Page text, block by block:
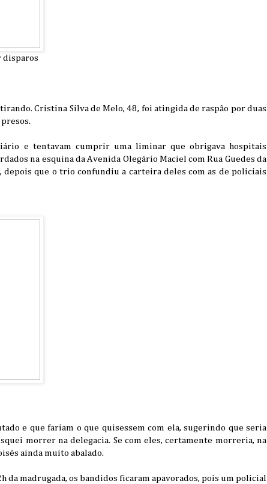
disparos
Cristina Silva de Melo, 48, foi atingida de raspão por duas
e tentavam cumprir uma liminar que obrigava hospitais
na esquina da Avenida Olegário Maciel com Rua Guedes da
depois que o trio confundiu a carteira deles com as de policiais
e que fariam o que quisessem com ela, sugerindo que seria
morrer na delegacia. Se com eles, certamente morreria, na
ainda muito abalado.
da madrugada, os bandidos ficaram apavorados, pois um policial